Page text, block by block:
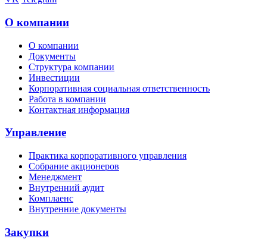
О компании
О компании
Документы
Структура компании
Инвестиции
Корпоративная социальная ответственность
Работа в компании
Контактная информация
Управление
Практика корпоративного управления
Собрание акционеров
Менеджмент
Внутренний аудит
Комплаенс
Внутренние документы
Закупки